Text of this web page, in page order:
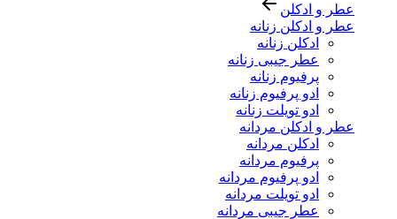
عطر و ادکلن
عطر و ادکلن زنانه
ادکلن زنانه
عطر جیبی زنانه
پرفیوم زنانه
ادو پرفیوم زنانه
ادو تویلت زنانه
عطر و ادکلن مردانه
ادکلن مردانه
پرفیوم مردانه
ادو پرفیوم مردانه
ادو تویلت مردانه
عطر جیبی مردانه